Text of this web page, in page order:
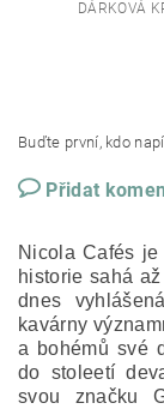
DÁRKOVÁ
Buďte první, kdo
Přidat
Nicola Cafés je
historie sahá až
dnes
kavárny
a bohémů své
do stoleetí
svou značku